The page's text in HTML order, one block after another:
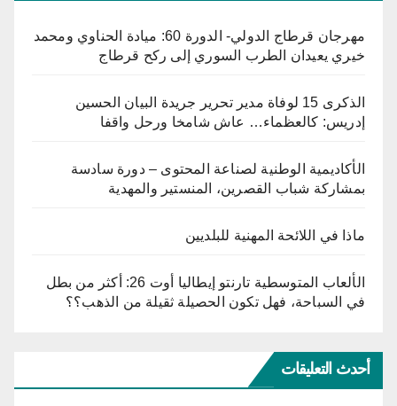
مهرجان قرطاج الدولي- الدورة 60: ميادة الحناوي ومحمد
خيري يعيدان الطرب السوري إلى ركح قرطاج
الذكرى 15 لوفاة مدير تحرير جريدة البيان الحسين
إدريس: كالعظماء… عاش شامخا ورحل واقفا
الأكاديمية الوطنية لصناعة المحتوى – دورة سادسة
بمشاركة شباب القصرين، المنستير والمهدية
ماذا في اللائحة المهنية للبلديين
الألعاب المتوسطية تارنتو إيطاليا أوت 26: أكثر من بطل
في السباحة، فهل تكون الحصيلة ثقيلة من الذهب؟؟
أحدث التعليقات